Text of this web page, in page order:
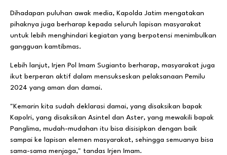
Dihadapan puluhan awak media, Kapolda Jatim mengatakan
pihaknya juga berharap kepada seluruh lapisan masyarakat
untuk lebih menghindari kegiatan yang berpotensi menimbulkan
gangguan kamtibmas.
Lebih lanjut, Irjen Pol Imam Sugianto berharap, masyarakat juga
ikut berperan aktif dalam mensukseskan pelaksanaan Pemilu
2024 yang aman dan damai.
"Kemarin kita sudah deklarasi damai, yang disaksikan bapak
Kapolri, yang disaksikan Asintel dan Aster, yang mewakili bapak
Panglima, mudah-mudahan itu bisa disisipkan dengan baik
sampai ke lapisan elemen masyarakat, sehingga semuanya bisa
sama-sama menjaga," tandas Irjen Imam.